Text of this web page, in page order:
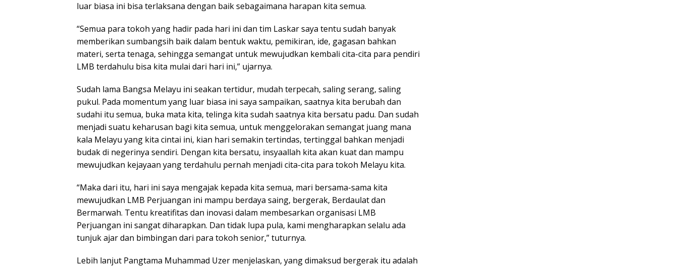
luar biasa ini bisa terlaksana dengan baik sebagaimana harapan kita semua.
“Semua para tokoh yang hadir pada hari ini dan tim Laskar saya tentu sudah banyak
memberikan sumbangsih baik dalam bentuk waktu, pemikiran, ide, gagasan bahkan
materi, serta tenaga, sehingga semangat untuk mewujudkan kembali cita-cita para pendiri
LMB terdahulu bisa kita mulai dari hari ini,” ujarnya.
Sudah lama Bangsa Melayu ini seakan tertidur, mudah terpecah, saling serang, saling
pukul. Pada momentum yang luar biasa ini saya sampaikan, saatnya kita berubah dan
sudahi itu semua, buka mata kita, telinga kita sudah saatnya kita bersatu padu. Dan sudah
menjadi suatu keharusan bagi kita semua, untuk menggelorakan semangat juang mana
kala Melayu yang kita cintai ini, kian hari semakin tertindas, tertinggal bahkan menjadi
budak di negerinya sendiri. Dengan kita bersatu, insyaallah kita akan kuat dan mampu
mewujudkan kejayaan yang terdahulu pernah menjadi cita-cita para tokoh Melayu kita.
“Maka dari itu, hari ini saya mengajak kepada kita semua, mari bersama-sama kita
mewujudkan LMB Perjuangan ini mampu berdaya saing, bergerak, Berdaulat dan
Bermarwah. Tentu kreatifitas dan inovasi dalam membesarkan organisasi LMB
Perjuangan ini sangat diharapkan. Dan tidak lupa pula, kami mengharapkan selalu ada
tunjuk ajar dan bimbingan dari para tokoh senior,” tuturnya.
Lebih lanjut Pangtama Muhammad Uzer menjelaskan, yang dimaksud bergerak itu adalah